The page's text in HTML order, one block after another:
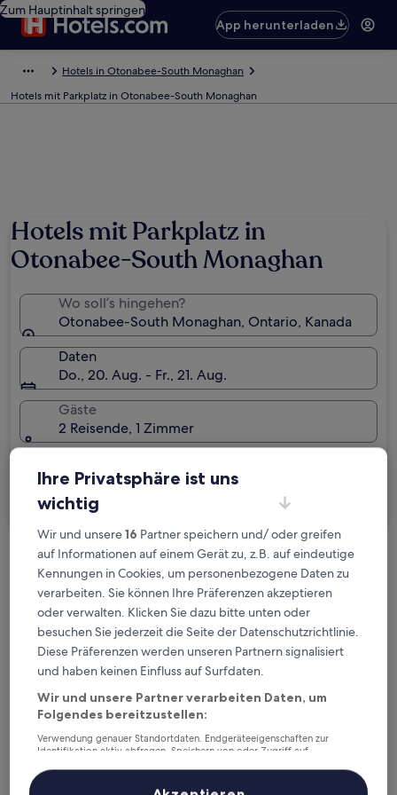
Zum Hauptinhalt springen
App herunterladen
Hotels in Otonabee-South Monaghan
Hotels mit Parkplatz in Otonabee-South Monaghan
Hotels mit Parkplatz in
Otonabee-South Monaghan
Wo soll’s hingehen?
Otonabee-South Monaghan, Ontario, Kanada
Daten
Do., 20. Aug. - Fr., 21. Aug.
Gäste
2 Reisende, 1 Zimmer
Kostenlose Stornierung bei
Planänderungen
Verdiene Prämien für jede
wahrgenommene Übernachtung
Mehr sparen mit Preisen für Mitglieder
Überprüfe die Preise für diese Daten
Ihre Privatsphäre ist uns
wichtig
Wir und unsere16 Partner speichern und/ oder greifen
auf Informationen auf einem Gerät zu, z.B. auf eindeutige
Kennungen in Cookies, um personenbezogene Daten zu
verarbeiten. Sie können Ihre Präferenzen akzeptieren
oder verwalten. Klicken Sie dazu bitte unten oder
besuchen Sie jederzeit die Seite der Datenschutzrichtlinie.
Diese Präferenzen werden unseren Partnern signalisiert
und haben keinen Einfluss auf Surfdaten.
Wir und unsere Partner verarbeiten Daten, um
Folgendes bereitzustellen:
Verwendung genauer Standortdaten. Endgeräteeigenschaften zur
Identifikation aktiv abfragen. Speichern von oder Zugriff auf
Inhalte, Messung von Werbeleistung und der Performance von Inhalten,
Zielgruppenforschung sowie Entwicklung und Verbesserung von